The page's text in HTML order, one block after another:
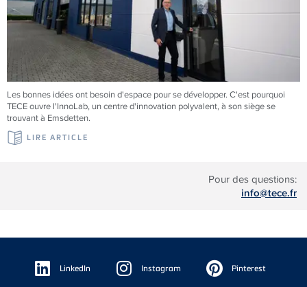
Pour des questions:
info@tece.fr
Les bonnes idées ont besoin d'espace pour se développer. C'est pourquoi
TECEouvre l'InnoLab, un centre d'innovation polyvalent, à son siège se
trouvant à Emsdetten.
LIRE ARTICLE
Floating
Sidebar LinkedIn Instagram Pinterest